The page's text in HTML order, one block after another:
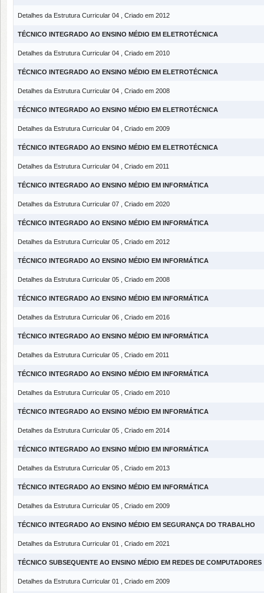
Detalhes da Estrutura Curricular 04 , Criado em 2012
TÉCNICO INTEGRADO AO ENSINO MÉDIO EM ELETROTÉCNICA
Detalhes da Estrutura Curricular 04 , Criado em 2010
TÉCNICO INTEGRADO AO ENSINO MÉDIO EM ELETROTÉCNICA
Detalhes da Estrutura Curricular 04 , Criado em 2008
TÉCNICO INTEGRADO AO ENSINO MÉDIO EM ELETROTÉCNICA
Detalhes da Estrutura Curricular 04 , Criado em 2009
TÉCNICO INTEGRADO AO ENSINO MÉDIO EM ELETROTÉCNICA
Detalhes da Estrutura Curricular 04 , Criado em 2011
TÉCNICO INTEGRADO AO ENSINO MÉDIO EM INFORMÁTICA
Detalhes da Estrutura Curricular 07 , Criado em 2020
TÉCNICO INTEGRADO AO ENSINO MÉDIO EM INFORMÁTICA
Detalhes da Estrutura Curricular 05 , Criado em 2012
TÉCNICO INTEGRADO AO ENSINO MÉDIO EM INFORMÁTICA
Detalhes da Estrutura Curricular 05 , Criado em 2008
TÉCNICO INTEGRADO AO ENSINO MÉDIO EM INFORMÁTICA
Detalhes da Estrutura Curricular 06 , Criado em 2016
TÉCNICO INTEGRADO AO ENSINO MÉDIO EM INFORMÁTICA
Detalhes da Estrutura Curricular 05 , Criado em 2011
TÉCNICO INTEGRADO AO ENSINO MÉDIO EM INFORMÁTICA
Detalhes da Estrutura Curricular 05 , Criado em 2010
TÉCNICO INTEGRADO AO ENSINO MÉDIO EM INFORMÁTICA
Detalhes da Estrutura Curricular 05 , Criado em 2014
TÉCNICO INTEGRADO AO ENSINO MÉDIO EM INFORMÁTICA
Detalhes da Estrutura Curricular 05 , Criado em 2013
TÉCNICO INTEGRADO AO ENSINO MÉDIO EM INFORMÁTICA
Detalhes da Estrutura Curricular 05 , Criado em 2009
TÉCNICO INTEGRADO AO ENSINO MÉDIO EM SEGURANÇA DO TRABALHO
Detalhes da Estrutura Curricular 01 , Criado em 2021
TÉCNICO SUBSEQUENTE AO ENSINO MÉDIO EM REDES DE COMPUTADORES
Detalhes da Estrutura Curricular 01 , Criado em 2009